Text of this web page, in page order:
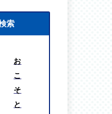
索
お
こ
そ
と